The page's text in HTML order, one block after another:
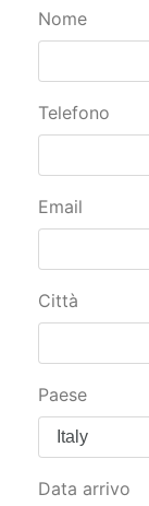
Nome
Telefono
Email
Città
Paese
Data arrivo